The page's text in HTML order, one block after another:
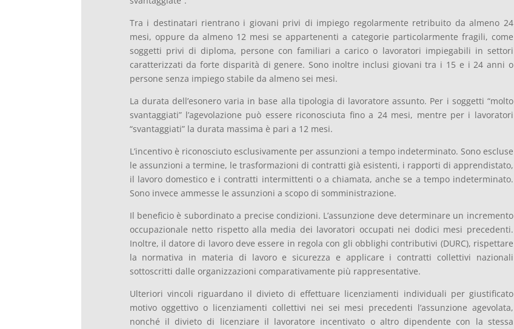
Tra i destinatari rientrano i giovani privi di impiego regolarmente retribuito da almeno 24
mesi, oppure da almeno 12 mesi se appartenenti a categorie particolarmente fragili, come
soggetti privi di diploma, persone con familiari a carico o lavoratori impiegabili in settori
caratterizzati da forte disparità di genere. Sono inoltre inclusi giovani tra i 15 e i 24 anni o
persone senza impiego stabile da almeno sei mesi.
La durata dell’esonero varia in base alla tipologia di lavoratore assunto. Per i soggetti “molto
svantaggiati” l’agevolazione può essere riconosciuta fino a 24 mesi, mentre per i lavoratori
“svantaggiati” la durata massima è pari a 12 mesi.
L’incentivo è riconosciuto esclusivamente per assunzioni a tempo indeterminato. Sono escluse
le assunzioni a termine, le trasformazioni di contratti già esistenti, i rapporti di apprendistato,
il lavoro domestico e i contratti intermittenti o a chiamata, anche se a tempo indeterminato.
Sono invece ammesse le assunzioni a scopo di somministrazione.
Il beneficio è subordinato a precise condizioni. L’assunzione deve determinare un incremento
occupazionale netto rispetto alla media dei lavoratori occupati nei dodici mesi precedenti.
Inoltre, il datore di lavoro deve essere in regola con gli obblighi contributivi (DURC), rispettare
la normativa in materia di lavoro e sicurezza e applicare i contratti collettivi nazionali
sottoscritti dalle organizzazioni comparativamente più rappresentative.
Ulteriori vincoli riguardano il divieto di effettuare licenziamenti individuali per giustificato
motivo oggettivo o licenziamenti collettivi nei sei mesi precedenti l’assunzione agevolata,
nonché il divieto di licenziare il lavoratore incentivato o altro dipendente con la stessa